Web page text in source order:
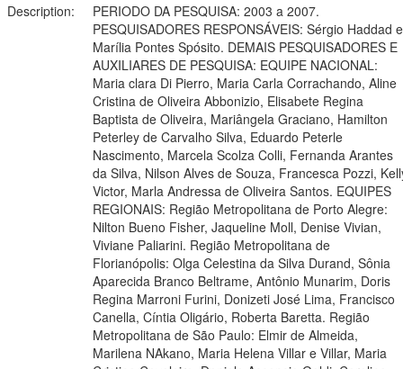
Description:
PERIODO DA PESQUISA: 2003 a 2007.
PESQUISADORES RESPONSÁVEIS: Sérgio Haddad e
Marília Pontes Spósito. DEMAIS PESQUISADORES E
AUXILIARES DE PESQUISA: EQUIPE NACIONAL:
Maria clara Di Pierro, Maria Carla Corrachando, Aline
Cristina de Oliveira Abbonizio, Elisabete Regina
Baptista de Oliveira, Mariângela Graciano, Hamilton
Peterley de Carvalho Silva, Eduardo Peterle
Nascimento, Marcela Scolza Colli, Fernanda Arantes
da Silva, Nilson Alves de Souza, Francesca Pozzi,
Victor, Marla Andressa de Oliveira Santos. EQUIPES
REGIONAIS: Região Metropolitana de Porto Alegre:
Nilton Bueno Fisher, Jaqueline Moll, Denise Vivian,
Viviane Paliarini. Região Metropolitana de
Florianópolis: Olga Celestina da Silva Durand, Sônia
Aparecida Branco Beltrame, Antônio Munarim, Doris
Regina Marroni Furini, Donizeti José Lima, Francisco
Canella, Cíntia Oligário, Roberta Baretta. Região
Metropolitana de São Paulo: Elmir de Almeida,
Marilena NAkano, Maria Helena Villar e Villar, Maria